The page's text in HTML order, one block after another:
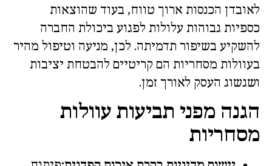
לאובדן הכנסות ארוך טווח, בעוד שהוצאות
כספיות גבוהות עלולות לפגוע ביכולת החברה
להשקיע בשיפור תדמיתה. לכן, מניעה וטיפול מהיר
בעוולות מסחריות הם קריטיים להבטחת יציבות
ושגשוג העסק לאורך זמן.
הגנה מפני תביעות עוולות
מסחריות